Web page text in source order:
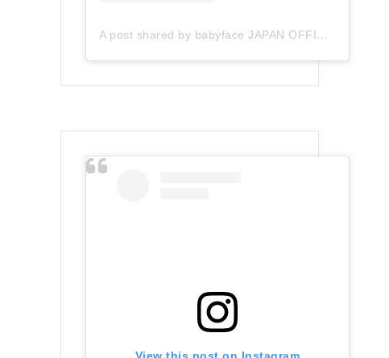
A post shared by babyface JAPAN OFFICIAL (@babyface_japan)
View this post on Instagram